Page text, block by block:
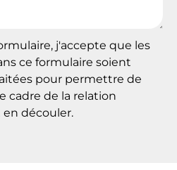
j'accepte que les
ce formulaire soient
pour permettre de
cadre de la relation
découler.